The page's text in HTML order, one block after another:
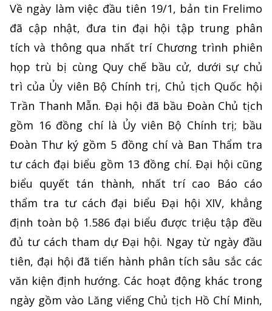
Về ngày làm việc đầu tiên 19/1, bản tin Frelimo
đã cập nhật, đưa tin đại hội tập trung phân
tích và thông qua nhất trí Chương trình phiên
họp trù bị cùng Quy chế bầu cử, dưới sự chủ
trì của Ủy viên Bộ Chính trị, Chủ tịch Quốc hội
Trần Thanh Mẫn. Đại hội đã bầu Đoàn Chủ tịch
gồm 16 đồng chí là Ủy viên Bộ Chính trị; bầu
Đoàn Thư ký gồm 5 đồng chí và Ban Thẩm tra
tư cách đại biểu gồm 13 đồng chí. Đại hội cũng
biểu quyết tán thành, nhất trí cao Báo cáo
thẩm tra tư cách đại biểu Đại hội XIV, khẳng
định toàn bộ 1.586 đại biểu được triệu tập đều
đủ tư cách tham dự Đại hội. Ngay từ ngày đầu
tiên, đại hội đã tiến hành phân tích sâu sắc các
văn kiện định hướng. Các hoạt động khác trong
ngày gồm vào Lăng viếng Chủ tịch Hồ Chí Minh,